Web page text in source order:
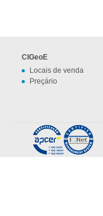
CIGeoE
Locais de venda
Preçário